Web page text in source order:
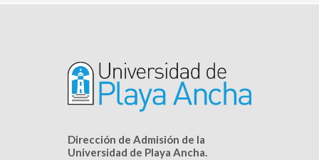
Dirección de Admisión de la
Universidad de Playa Ancha.